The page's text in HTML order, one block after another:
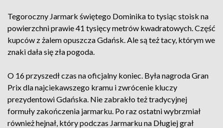
Tegoroczny Jarmark świętego Dominika to tysiąc stoisk na
powierzchni prawie 41 tysięcy metrów kwadratowych. Część
kupców z żalem opuszcza Gdańsk. Ale są też tacy, którym we
znaki dała się zła pogoda.
O 16 przyszedł czas na oficjalny koniec. Była nagroda Gran
Prix dla najciekawszego kramu i zwrócenie kluczy
prezydentowi Gdańska. Nie zabrakło też tradycyjnej
formuły zakończenia jarmarku. Po raz ostatni wybrzmiał
również hejnał, który podczas Jarmarku na Długiej grał